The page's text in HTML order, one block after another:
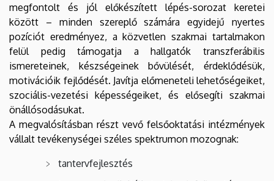
megfontolt és jól előkészített lépés-sorozat keretei
között – minden szereplő számára egyidejű nyertes
pozíciót eredményez, a közvetlen szakmai tartalmakon
felül pedig támogatja a hallgatók transzferábilis
ismereteinek, készségeinek bővülését, érdeklődésük,
motivációik fejlődését. Javítja előmeneteli lehetőségeiket,
szociális-vezetési képességeiket, és elősegíti szakmai
önállósodásukat.
A megvalósításban részt vevő felsőoktatási intézmények
vállalt tevékenységei széles spektrumon mozognak:
tantervfejlesztés